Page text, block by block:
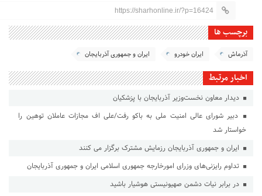
https://sharhonline.ir/?p=16424
برچسب ها
آذرماش ایران خودرو ایران و جمهوری آذربایجان
اخبار مرتبط
دیدار معاون نخست‌وزیر آذربایجان با پزشکیان
دبیر شورای عالی امنیت ملی به باکو رفت/علی اف مجازات عاملان توهین را
خواستار شد
ایران و جمهوری آذربایجان رزمایش مشترک برگزار می کنند
تداوم رایزنی‌های وزرای امورخارجه جمهوری اسلامی ایران و جمهوری آذربایجان
در برابر نیات دشمن صهیونیستی هوشیار باشید